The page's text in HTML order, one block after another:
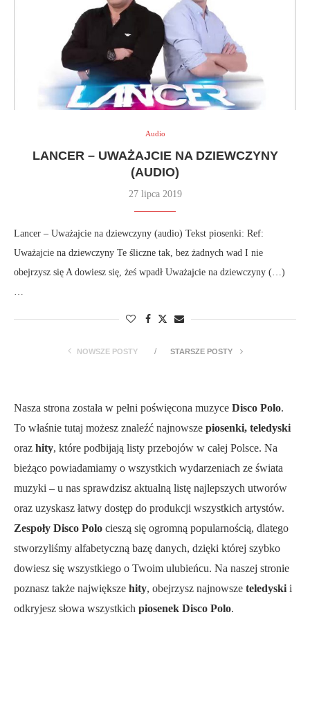
Audio
LANCER – UWAŻAJCIE NA DZIEWCZYNY
(AUDIO)
27 lipca 2019
Lancer – Uważajcie na dziewczyny (audio) Tekst piosenki: Ref:
Uważajcie na dziewczyny Te śliczne tak, bez żadnych wad I nie
obejrzysz się A dowiesz się, żeś wpadł Uważajcie na dziewczyny (…)
…
NOWSZE POSTY STARSZE POSTY
Nasza strona została w pełni poświęcona muzyce Disco Polo.
To właśnie tutaj możesz znaleźć najnowsze piosenki, teledyski
oraz hity, które podbijają listy przebojów w całej Polsce. Na
bieżąco powiadamiamy o wszystkich wydarzeniach ze świata
muzyki – u nas sprawdzisz aktualną listę najlepszych utworów
oraz uzyskasz łatwy dostęp do produkcji wszystkich artystów.
Zespoły Disco Polo cieszą się ogromną popularnością, dlatego
stworzyliśmy alfabetyczną bazę danych, dzięki której szybko
dowiesz się wszystkiego o Twoim ulubieńcu. Na naszej stronie
poznasz także największe hity, obejrzysz najnowsze teledyski i
odkryjesz słowa wszystkich piosenek Disco Polo.